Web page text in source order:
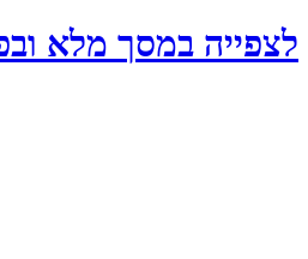
לצפייה במסך מלא